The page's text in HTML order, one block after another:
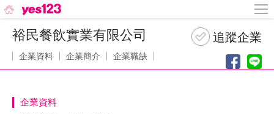
裕民餐飲實業有限公司
企業資料 企業簡介 企業職缺
企業資料